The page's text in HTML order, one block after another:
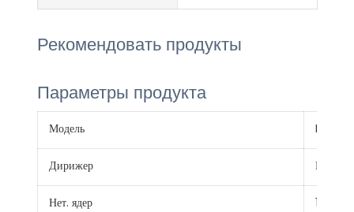
Рекомендовать продукты
Параметры продукта
Модель
Дирижер Провод
Нет. ядер 1